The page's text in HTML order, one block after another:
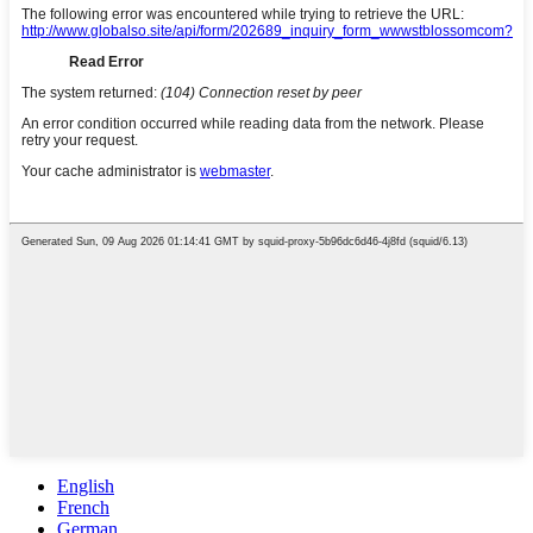
English
French
German